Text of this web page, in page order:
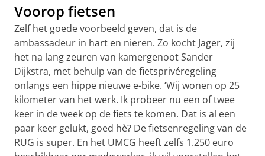
Voorop fietsen
Zelf het goede voorbeeld geven, dat is de
ambassadeur in hart en nieren. Zo kocht Jager, zij
het na lang zeuren van kamergenoot Sander
Dijkstra, met behulp van de fietsprivéregeling
onlangs een hippe nieuwe e-bike. ‘Wij wonen op 25
kilometer van het werk. Ik probeer nu een of twee
keer in de week op de fiets te komen. Dat is al een
paar keer gelukt, goed hè? De fietsenregeling van de
RUG is super. En het UMCG heeft zelfs 1.250 euro